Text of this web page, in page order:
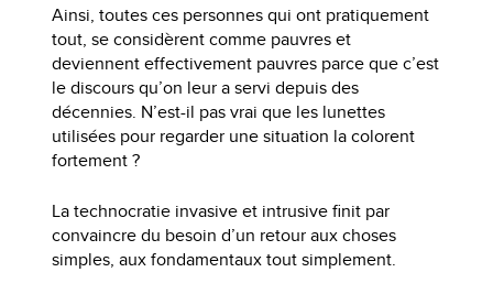
Ainsi, toutes ces personnes qui ont pratiquement
tout, se considèrent comme pauvres et
deviennent effectivement pauvres parce que c’est
le discours qu’on leur a servi depuis des
décennies. N’est-il pas vrai que les lunettes
utilisées pour regarder une situation la colorent
fortement ?
La technocratie invasive et intrusive finit par
convaincre du besoin d’un retour aux choses
simples, aux fondamentaux tout simplement.